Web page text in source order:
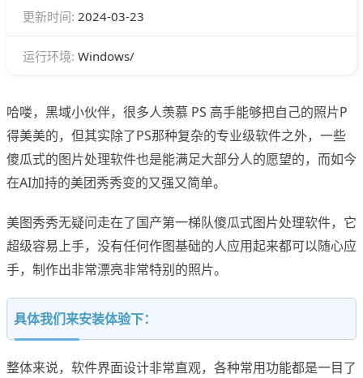
更新时间: 2024-03-23
运行环境: Windows/
哈喽，黑域小伙伴，很多人羡慕 PS 高手能够把自己的照片P
得美美的，但其实除了PS那种复杂的专业级软件之外，一些
傻瓜式的图片处理软件也是能满足大部分人的愿望的，而如今
在AI加持的美团秀秀变的又强又简单。
美图秀秀无疑问走在了国产第一梯队傻瓜式图片处理软件，它
超级容易上手，没有任何作图基础的人应用起来都可以随心应
手，制作出非常漂亮非常特别的照片。
具体我们来安装体验下：
整体来说，软件界面设计非常直观，各种常用功能都是一目了